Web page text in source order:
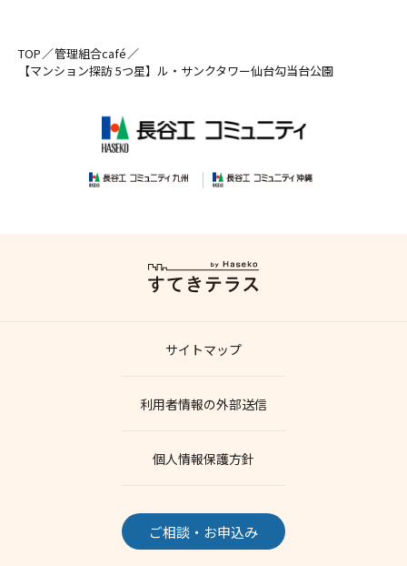
TOP
管理組合café
【マンション探訪 5つ星】ル・サンクタワー仙台勾当台公園
サイトマップ
利用者情報の外部送信
個人情報保護方針
ご相談・お申込み